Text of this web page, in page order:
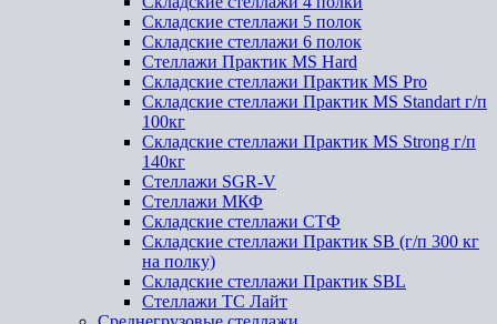
Складские стеллажи 5 полок
Складские стеллажи 6 полок
Стеллажи Практик MS Hard
Складские стеллажи Практик MS Pro
Складские стеллажи Практик MS Standart г/п
100кг
Складские стеллажи Практик MS Strong г/п
140кг
Стеллажи SGR-V
Стеллажи МКФ
Складские стеллажи СТФ
Складские стеллажи Практик SB (г/п 300 кг
на полку)
Складские стеллажи Практик SBL
Стеллажи ТС Лайт